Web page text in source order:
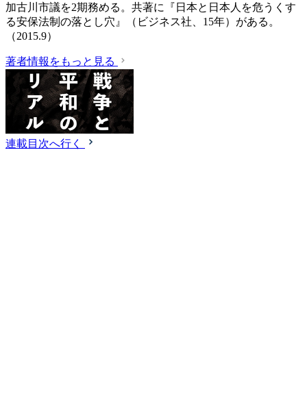
加古川市議を2期務める。共著に『日本と日本人を危うくす
る安保法制の落とし穴』（ビジネス社、15年）がある。
（2015.9）
著者情報をもっと見る
連載目次へ行く